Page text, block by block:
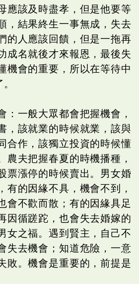
應該及時盡孝，但是他要等
，結果終生一事無成，失去
的人應該回饋，但是一拖再
成名就後才來報恩，最後失
機會的重要，所以在等待中
：一般大眾都會把握機會，
，該就業的時候就業，該與
合作，該獨立投資的時候懂
農夫把握春夏的時機播種，
票漲停的時候賣出。男女婚
有的因緣不具，機會不到，
會不歡而散；有的因緣具足
因循蹉跎，也會失去婚嫁的
女之福。遇到賢主，自己不
失去機會；知道危險，一意
敗。機會是重要的，前提是